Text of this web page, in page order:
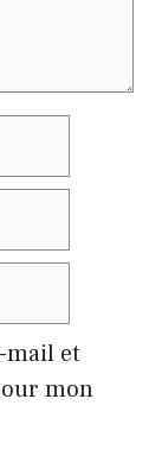
mail et
mon